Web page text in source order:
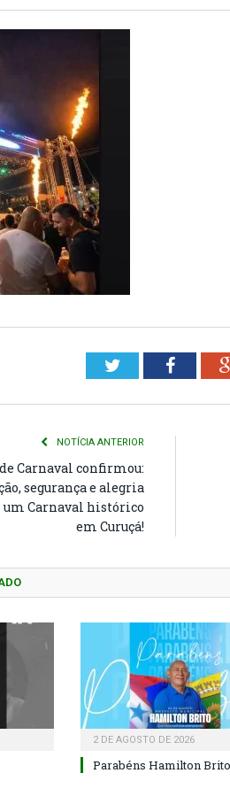
Twitter
NOTÍCIA ANTERIOR
Carnaval confirmou:
segurança e alegria
Carnaval histórico
em Curuçá!
2 DE AGOSTO DE 2026
Parabéns Hamilton